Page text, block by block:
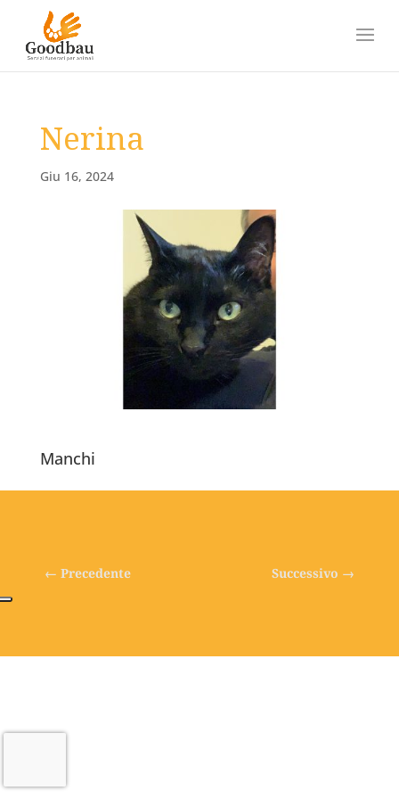
Nerina
Giu 16, 2024
Manchi
← Precedente Successivo →